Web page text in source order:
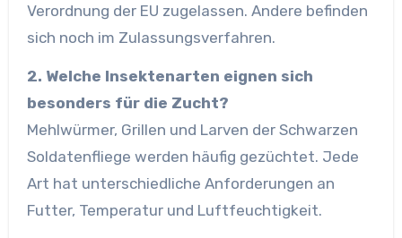
Verordnung der EU zugelassen. Andere befinden
sich noch im Zulassungsverfahren.
2. Welche Insektenarten eignen sich
besonders für die Zucht?
Mehlwürmer, Grillen und Larven der Schwarzen
Soldatenfliege werden häufig gezüchtet. Jede
Art hat unterschiedliche Anforderungen an
Futter, Temperatur und Luftfeuchtigkeit.